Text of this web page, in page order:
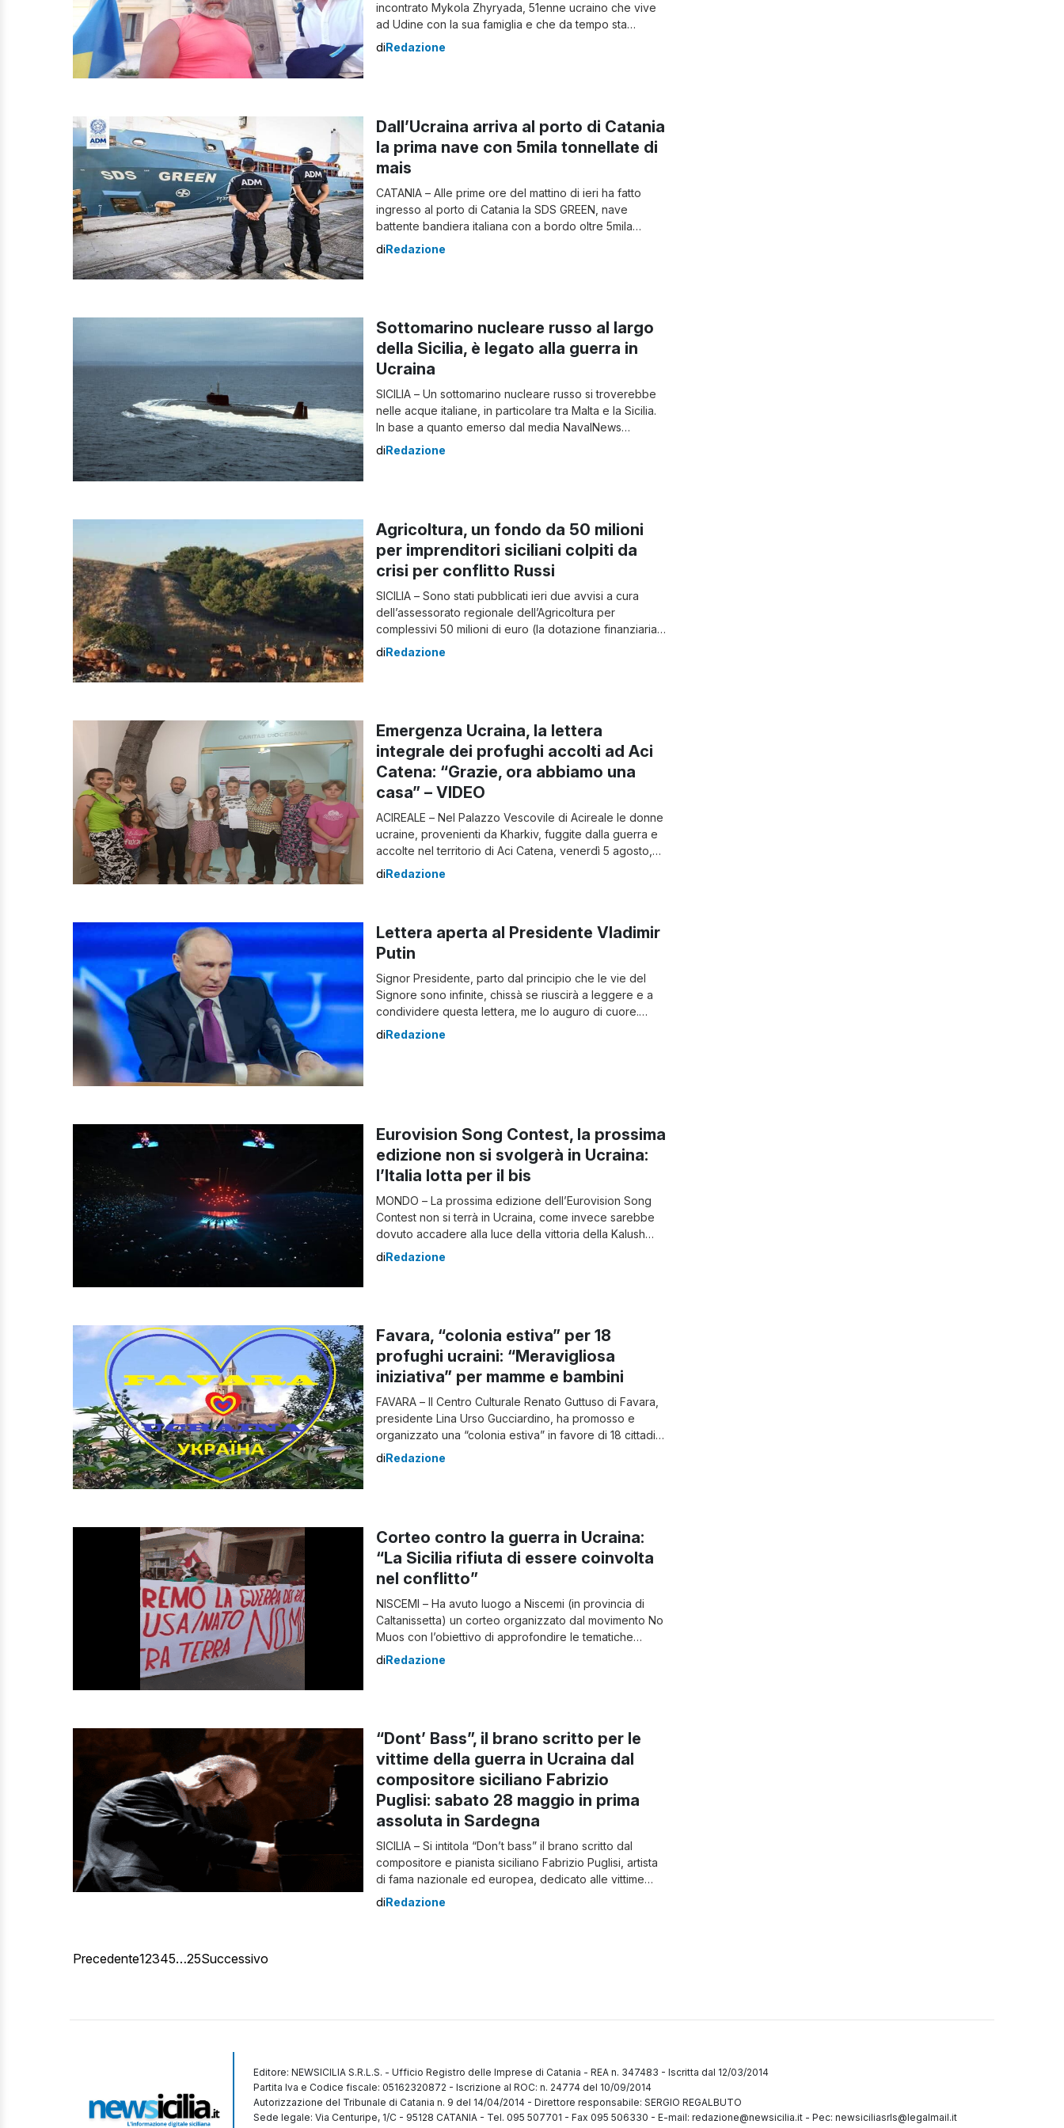
incontrato Mykola Zhyryada, 51enne ucraino che vive
ad Udine con la sua famiglia e che da tempo sta
attraversando simbolicamente l’Italia per chiedere la
diRedazione
Dall’Ucraina arriva al porto di Catania
la prima nave con 5mila tonnellate di
mais
CATANIA – Alle prime ore del mattino di ieri ha fatto
ingresso al porto di Catania la SDS GREEN, nave
battente bandiera italiana con a bordo oltre 5mila
tonnellate di mais di origine ucraina. Il carico di grano,
diRedazione
Sottomarino nucleare russo al largo
della Sicilia, è legato alla guerra in
Ucraina
SICILIA – Un sottomarino nucleare russo si troverebbe
nelle acque italiane, in particolare tra Malta e la Sicilia.
In base a quanto emerso dal media NavalNews
sarebbe un sottomarino d’attacco, dotato di missili da
diRedazione
Agricoltura, un fondo da 50 milioni
per imprenditori siciliani colpiti da
crisi per conflitto Russi
SICILIA – Sono stati pubblicati ieri due avvisi a cura
dell’assessorato regionale dell’Agricoltura per
complessivi 50 milioni di euro (la dotazione finanziaria
è di 25 milioni per ciascun bando). Si tratta di fondi
diRedazione
Emergenza Ucraina, la lettera
integrale dei profughi accolti ad Aci
Catena: “Grazie, ora abbiamo una
casa” – VIDEO
ACIREALE – Nel Palazzo Vescovile di Acireale le donne
ucraine, provenienti da Kharkiv, fuggite dalla guerra e
accolte nel territorio di Aci Catena, venerdì 5 agosto,
hanno consegnato una lettera di ringraziamento alla
diRedazione
Lettera aperta al Presidente Vladimir
Putin
Signor Presidente, parto dal principio che le vie del
Signore sono infinite, chissà se riuscirà a leggere e a
condividere questa lettera, me lo auguro di cuore.
Sono trascorsi più di quattro mesi dall’inizio delle ostilità
diRedazione
Eurovision Song Contest, la prossima
edizione non si svolgerà in Ucraina:
l’Italia lotta per il bis
MONDO – La prossima edizione dell’Eurovision Song
Contest non si terrà in Ucraina, come invece sarebbe
dovuto accadere alla luce della vittoria della Kalush
Orchestra che quest’anno ha trionfato a Torino.
diRedazione
Favara, “colonia estiva” per 18
profughi ucraini: “Meravigliosa
iniziativa” per mamme e bambini
FAVARA – Il Centro Culturale Renato Guttuso di Favara,
presidente Lina Urso Gucciardino, ha promosso e
organizzato una “colonia estiva” in favore di 18 cittadini
ucraini profughi, ospiti del Convento dei Francescani a
diRedazione
Corteo contro la guerra in Ucraina:
“La Sicilia rifiuta di essere coinvolta
nel conflitto”
NISCEMI – Ha avuto luogo a Niscemi (in provincia di
Caltanissetta) un corteo organizzato dal movimento No
Muos con l’obiettivo di approfondire le tematiche
legate alla guerra in Ucraina. Gli organizzatori hanno
diRedazione
“Dont’ Bass”, il brano scritto per le
vittime della guerra in Ucraina dal
compositore siciliano Fabrizio
Puglisi: sabato 28 maggio in prima
assoluta in Sardegna
SICILIA – Si intitola “Don’t bass” il brano scritto dal
compositore e pianista siciliano Fabrizio Puglisi, artista
di fama nazionale ed europea, dedicato alle vittime
della guerra in Ucraina. Una composizione
di Redazione
Precedente12345…25Successivo
Editore: NEWSICILIA S.R.L.S. - Ufficio Registro delle Imprese di Catania - REA n. 347483 - Iscritta dal 12/03/2014
Partita Iva e Codice fiscale: 05162320872 - Iscrizione al ROC: n. 24774 del 10/09/2014
Autorizzazione del Tribunale di Catania n. 9 del 14/04/2014 - Direttore responsabile: SERGIO REGALBUTO
Sede legale: Via Centuripe, 1/C - 95128 CATANIA - Tel. 095 507701 - Fax 095 506330 - E-mail: redazione@newsicilia.it - Pec: newsiciliasrls@legalmail.it